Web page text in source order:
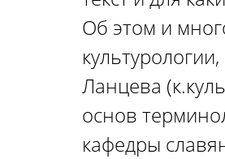
Об этом и
Ланцева
основ
кафедры